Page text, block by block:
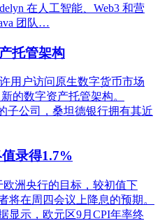
在人工智能、Web3 和营
团队…
托管架构
用户访问原生数字货币市场
的数字资产托管架构。
子公司，桑坦德银行拥有其近
录得1.7%
洲央行的目标，较初值下
将在周四会议上降息的预期。
显示，欧元区9月CPI年率终